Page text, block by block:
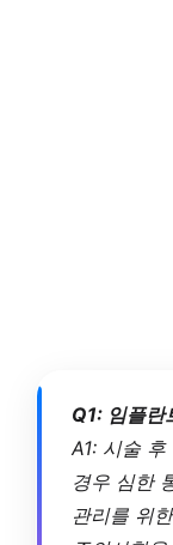
Q1: 임플란
A1: 시술
경우 심한
관리를 위